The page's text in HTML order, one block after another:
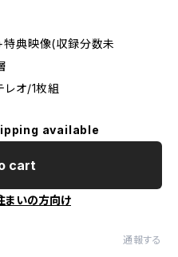
典映像(収録分数未
レオ/1枚組
available
cart
まいの方向け
通報する